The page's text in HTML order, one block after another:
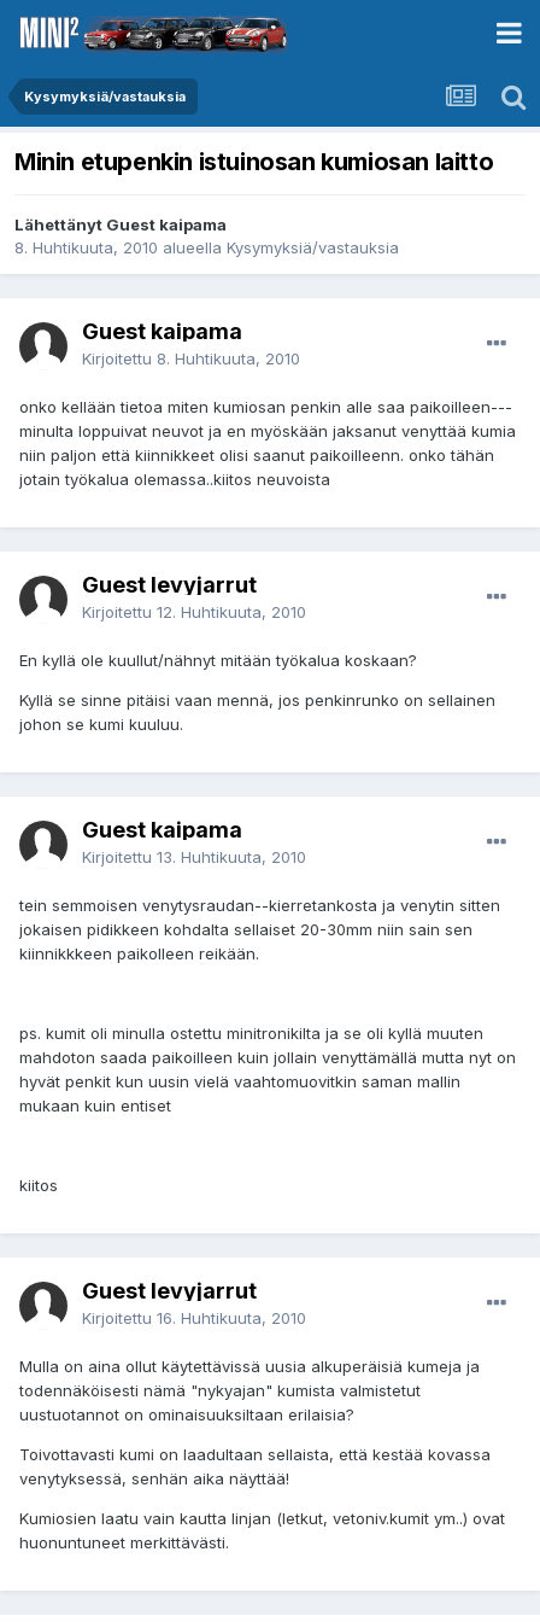
Kysymyksiä/vastauksia
Minin etupenkin istuinosan kumiosan laitto
Lähettänyt Guest kaipama
8. Huhtikuuta, 2010 alueella Kysymyksiä/vastauksia
Guest kaipama
Kirjoitettu 8. Huhtikuuta, 2010
onko kellään tietoa miten kumiosan penkin alle saa paikoilleen---
minulta loppuivat neuvot ja en myöskään jaksanut venyttää kumia
niin paljon että kiinnikkeet olisi saanut paikoilleenn. onko tähän
jotain työkalua olemassa..kiitos neuvoista
Guest levyjarrut
Kirjoitettu 12. Huhtikuuta, 2010
En kyllä ole kuullut/nähnyt mitään työkalua koskaan?
Kyllä se sinne pitäisi vaan mennä, jos penkinrunko on sellainen
johon se kumi kuuluu.
Guest kaipama
Kirjoitettu 13. Huhtikuuta, 2010
tein semmoisen venytysraudan--kierretankosta ja venytin sitten
jokaisen pidikkeen kohdalta sellaiset 20-30mm niin sain sen
kiinnikkkeen paikolleen reikään.
ps. kumit oli minulla ostettu minitronikilta ja se oli kyllä muuten
mahdoton saada paikoilleen kuin jollain venyttämällä mutta nyt on
hyvät penkit kun uusin vielä vaahtomuovitkin saman mallin
mukaan kuin entiset
kiitos
Guest levyjarrut
Kirjoitettu 16. Huhtikuuta, 2010
Mulla on aina ollut käytettävissä uusia alkuperäisiä kumeja ja
todennäköisesti nämä "nykyajan" kumista valmistetut
uustuotannot on ominaisuuksiltaan erilaisia?
Toivottavasti kumi on laadultaan sellaista, että kestää kovassa
venytyksessä, senhän aika näyttää!
Kumiosien laatu vain kautta linjan (letkut, vetoniv.kumit ym..) ovat
huonuntuneet merkittävästi.